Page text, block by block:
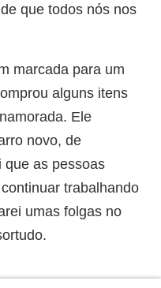
que todos nós nos
marcada para um
alguns itens
Ele
novo, de
que as pessoas
trabalhando
umas folgas no